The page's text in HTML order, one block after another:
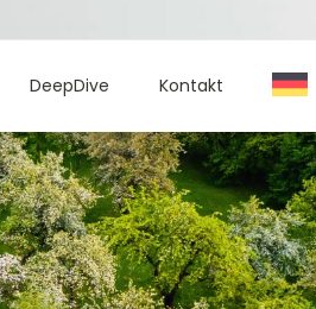
DeepDive Kontakt